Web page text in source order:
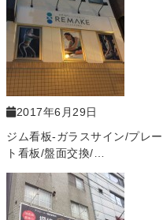
2017年6月29日
ジム看板-ガラスサイン/プレー
ト看板/盤面交換/…